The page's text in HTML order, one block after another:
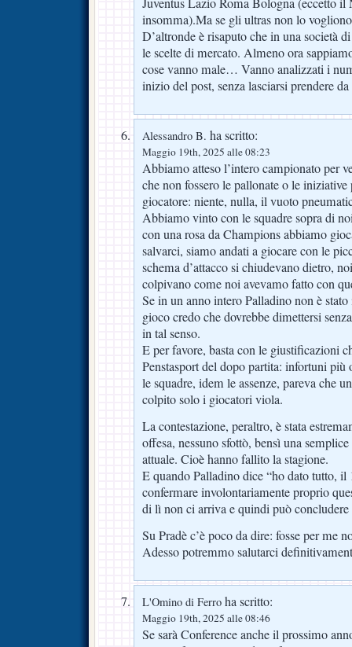
insomma).Ma se gli ultras non lo
D’altronde è risaputo che in una società
le scelte di mercato. Almeno ora
cose vanno male… Vanno analizzati i
inizio del post, senza lasciarsi prendere
Alessandro B. ha scritto:
Maggio 19th, 2025 alle 08:23
Abbiamo atteso l’intero campionato per
che non fossero le pallonate o le
giocatore: niente, nulla, il vuoto
Abbiamo vinto con le squadre sopra di
con una rosa da Champions abbiamo
salvarci, siamo andati a giocare con le
schema d’attacco si chiudevano dietro,
colpivano come noi avevamo fatto con
Se in un anno intero Palladino non è
gioco credo che dovrebbe dimettersi
in tal senso.
E per favore, basta con le giustificazioni
Penstasport del dopo partita: infortuni
le squadre, idem le assenze, pareva che
colpito solo i giocatori viola.
La contestazione, peraltro, è stata
offesa, nessuno sfottò, bensì una
attuale. Cioè hanno fallito la stagione.
E quando Palladino dice “ho dato tutto, il
confermare involontariamente proprio
di lì non ci arriva e quindi può
Su Pradè c’è poco da dire: fosse per me
Adesso potremmo salutarci
L'Omino di Ferro ha scritto:
Maggio 19th, 2025 alle 08:46
Se sarà Conference anche il prossimo